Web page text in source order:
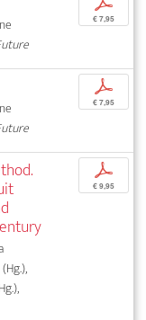
€ 7,95
p
€ 7,95
p
€ 9,95